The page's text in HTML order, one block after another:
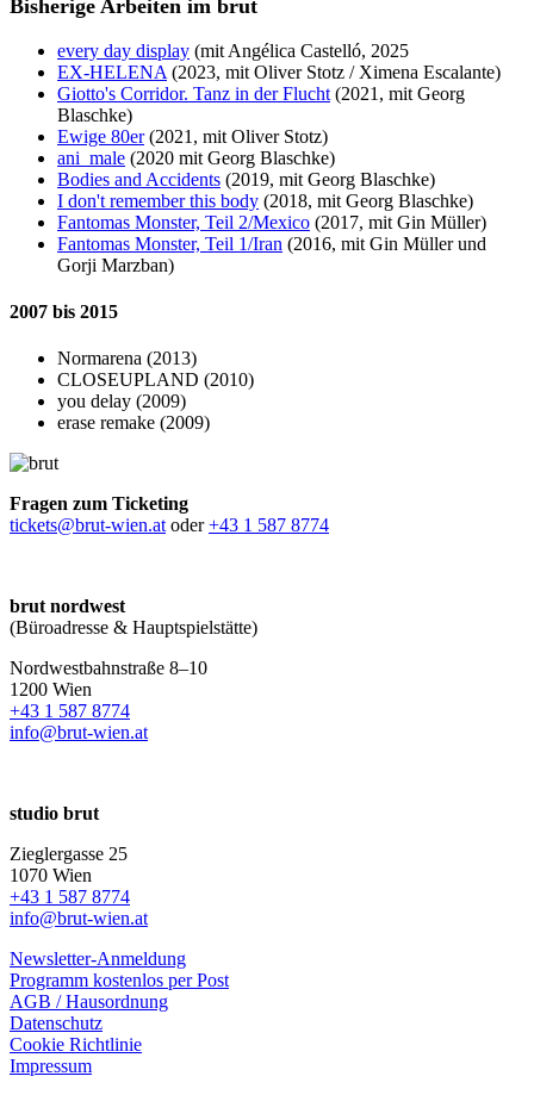
Bisherige Arbeiten im brut
every day display (mit Angélica Castelló, 2025
EX-HELENA (2023, mit Oliver Stotz / Ximena Escalante)
Giotto's Corridor. Tanz in der Flucht (2021, mit Georg
Blaschke)
Ewige 80er(2021, mit Oliver Stotz)
ani_male (2020 mit Georg Blaschke)
Bodies and Accidents (2019, mit Georg Blaschke)
I don't remember this body (2018, mit Georg Blaschke)
Fantomas Monster, Teil 2/Mexico (2017, mit Gin Müller)
Fantomas Monster, Teil 1/Iran (2016, mit Gin Müller und
Gorji Marzban)
2007 bis 2015
Normarena (2013)
CLOSEUPLAND (2010)
you delay (2009)
erase remake (2009)
Fragen zum Ticketing
tickets@brut-wien.atoder+43 1 587 8774
brut nordwest
(Büroadresse & Hauptspielstätte)
Nordwestbahnstraße 8–10
1200 Wien
+43 1 587 8774
info@brut-wien.at
studio brut
Zieglergasse 25
1070 Wien
+43 1 587 8774
info@brut-wien.at
Newsletter-Anmeldung
Programm kostenlos per Post
AGB / Hausordnung
Datenschutz
Cookie Richtlinie
Impressum